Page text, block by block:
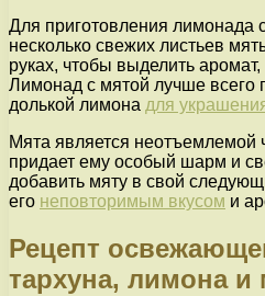
Для приготовления лимонада
несколько свежих листьев
руках, чтобы выделить
Лимонад с мятой лучше всего
долькой лимона для
Мята является неотъемлемой
придает ему особый шарм и
добавить мяту в свой
его неповторимым вкусом и
Рецепт
тархуна, лимона и